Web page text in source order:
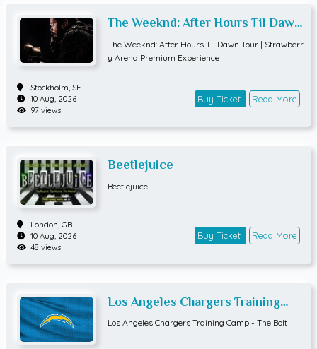
The Weeknd: After Hours Til Dawn
Tour | Strawberry Arena Premium
Experience
The Weeknd: After Hours Til Dawn Tour | Strawberr
y Arena Premium Experience
Stockholm, SE
10 Aug, 2026
97 views
Buy Ticket Read More
Beetlejuice
Beetlejuice
London, GB
10 Aug, 2026
48 views
Buy Ticket Read More
Los Angeles Chargers Training
Camp - The Bolt
Los Angeles Chargers Training Camp - The Bolt